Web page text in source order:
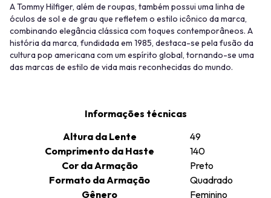
A Tommy Hilfiger, além de roupas, também possui uma linha de
óculos de sol e de grau que refletem o estilo icônico da marca,
combinando elegância clássica com toques contemporâneos. A
história da marca, fundidada em 1985, destaca-se pela fusão da
cultura pop americana com um espírito global, tornando-se uma
das marcas de estilo de vida mais reconhecidas do mundo.
Informações técnicas
Altura da Lente
49
Comprimento da Haste
140
Cor da Armação
Preto
Formato da Armação
Quadrado
Gênero
Feminino